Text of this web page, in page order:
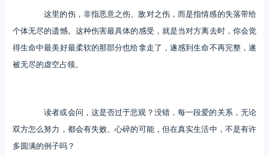
这里的伤，非指恶意之伤、敌对之伤，而是指情感的失落带给
个体无尽的遗憾。这种伤害最具体的感受，就是当对方离去时，你会觉
得生命中最美好最柔软的那部分也给拿走了，遂感到生命不再完整，遂
被无尽的虚空占领。
读者或会问，这是否过于悲观？没错，每一段爱的关系，无论
双方怎么努力，都会有失败、心碎的可能，但在真实生活中，不是有许
多圆满的例子吗？